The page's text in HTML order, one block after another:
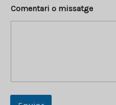
Comentari o missatge